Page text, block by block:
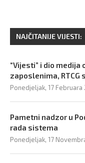
NAJČITANIJE VIJESTI:
“Vijesti” i dio
zaposlenima, RTCG
Ponedjeljak, 17 Februara
Pametni nadzor u
rada sistema
Ponedjeljak, 17